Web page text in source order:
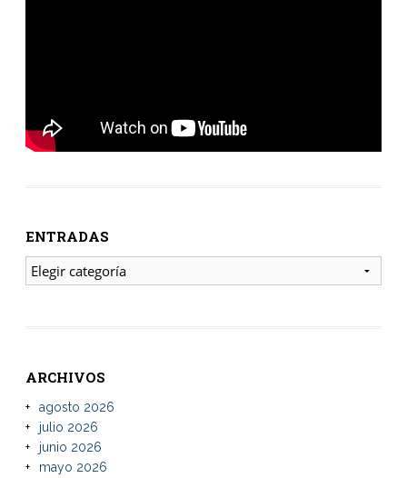
ENTRADAS
ENTRADAS
ARCHIVOS
agosto 2026
julio 2026
junio 2026
mayo 2026